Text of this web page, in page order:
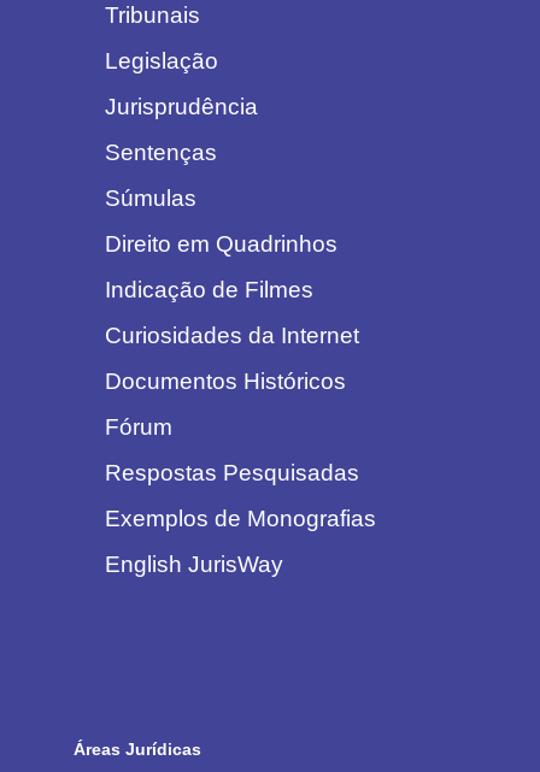
Tribunais
Legislação
Jurisprudência
Sentenças
Súmulas
Direito em Quadrinhos
Indicação de Filmes
Curiosidades da Internet
Documentos Históricos
Fórum
Respostas Pesquisadas
Exemplos de Monografias
English JurisWay
Áreas Jurídicas